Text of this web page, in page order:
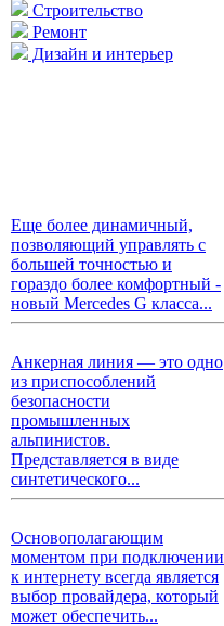
Строительство
Ремонт
Дизайн и интерьер
Еще более динамичный,
позволяющий управлять с
большей точностью и
гораздо более комфортный -
новый Mercedes G класса...
Анкерная линия — это одно
из приспособлений
безопасности
промышленных
альпинистов.
Представляется в виде
синтетического...
Основополагающим
моментом при подключении
к интернету всегда является
выбор провайдера, который
может обеспечить...